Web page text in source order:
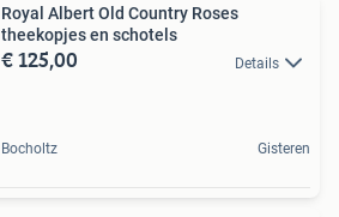
Royal Albert Old Country Roses
theekopjes en schotels
€ 125,00 Details
Bocholtz Gisteren